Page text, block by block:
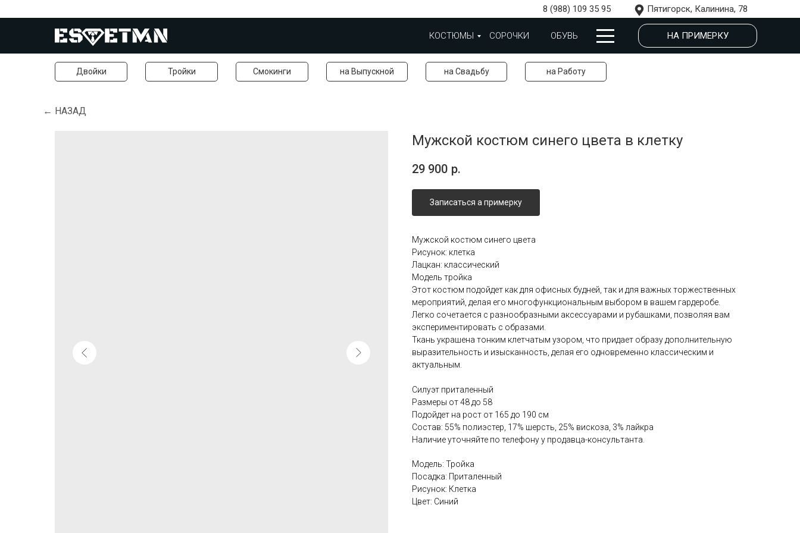
8 (988) 109 35 95 Пятигорск, Калинина, 78
КОСТЮМЫ СОРОЧКИ ОБУВЬ НА ПРИМЕРКУ
Двойки Тройки Смокинги на Выпускной на Свадьбу на Работу
← НАЗАД
Мужской костюм синего цвета в клетку
29 900 р.
Записаться а примерку
Мужской костюм синего цвета
Рисунок: клетка
Лацкан: классический
Модель тройка
Этот костюм подойдет как для офисных будней, так и для важных торжественных
мероприятий, делая его многофункциональным выбором в вашем гардеробе.
Легко сочетается с разнообразными аксессуарами и рубашками, позволяя вам
экспериментировать с образами.
Ткань украшена тонким клетчатым узором, что придает образу дополнительную
выразительность и изысканность, делая его одновременно классическим и
актуальным.
Силуэт приталенный
Размеры от 48 до 58
Подойдет на рост от 165 до 190 см
Состав: 55% полиэстер, 17% шерсть, 25% вискоза, 3% лайкра
Наличие уточняйте по телефону у продавца-консультанта.
Модель: Тройка
Посадка: Приталенный
Рисунок: Клетка
Цвет: Синий